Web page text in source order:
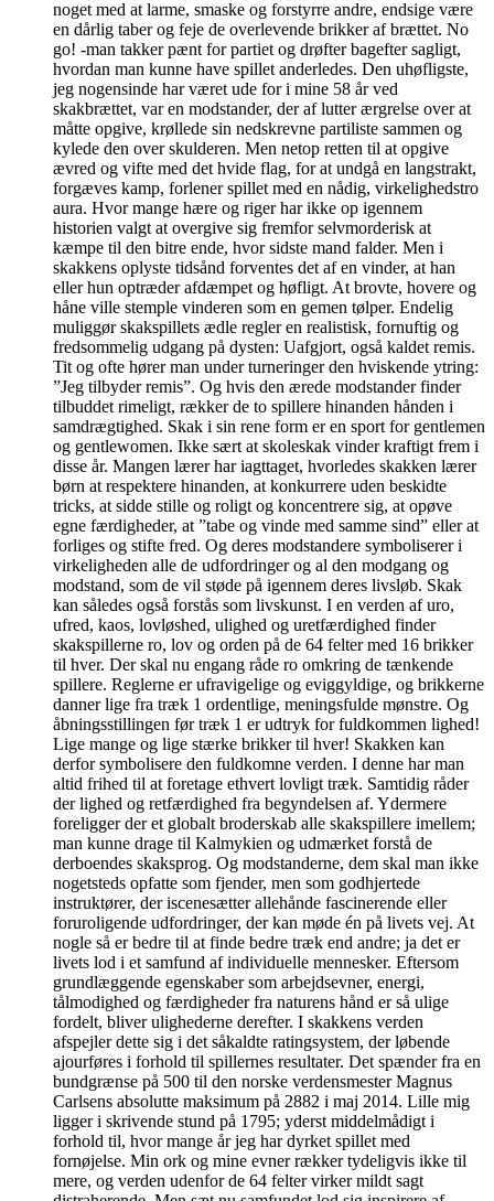
noget med at larme, smaske og forstyrre andre, endsige være
en dårlig taber og feje de overlevende brikker af brættet. No
go! -man takker pænt for partiet og drøfter bagefter sagligt,
hvordan man kunne have spillet anderledes. Den uhøfligste,
jeg nogensinde har været ude for i mine 58 år ved
skakbrættet, var en modstander, der af lutter ærgrelse over at
måtte opgive, krøllede sin nedskrevne partiliste sammen og
kylede den over skulderen. Men netop retten til at opgive
ævred og vifte med det hvide flag, for at undgå en langstrakt,
forgæves kamp, forlener spillet med en nådig, virkelighedstro
aura. Hvor mange hære og riger har ikke op igennem
historien valgt at overgive sig fremfor selvmorderisk at
kæmpe til den bitre ende, hvor sidste mand falder. Men i
skakkens oplyste tidsånd forventes det af en vinder, at han
eller hun optræder afdæmpet og høfligt. At brovte, hovere og
håne ville stemple vinderen som en gemen tølper. Endelig
muliggør skakspillets ædle regler en realistisk, fornuftig og
fredsommelig udgang på dysten: Uafgjort, også kaldet remis.
Tit og ofte hører man under turneringer den hviskende ytring:
”Jeg tilbyder remis”. Og hvis den ærede modstander finder
tilbuddet rimeligt, rækker de to spillere hinanden hånden i
samdrægtighed. Skak i sin rene form er en sport for gentlemen
og gentlewomen. Ikke sært at skoleskak vinder kraftigt frem i
disse år. Mangen lærer har iagttaget, hvorledes skakken lærer
børn at respektere hinanden, at konkurrere uden beskidte
tricks, at sidde stille og roligt og koncentrere sig, at opøve
egne færdigheder, at ”tabe og vinde med samme sind” eller at
forliges og stifte fred. Og deres modstandere symboliserer i
virkeligheden alle de udfordringer og al den modgang og
modstand, som de vil støde på igennem deres livsløb. Skak
kan således også forstås som livskunst. I en verden af uro,
ufred, kaos, lovløshed, ulighed og uretfærdighed finder
skakspillerne ro, lov og orden på de 64 felter med 16 brikker
til hver. Der skal nu engang råde ro omkring de tænkende
spillere. Reglerne er ufravigelige og eviggyldige, og brikkerne
danner lige fra træk 1 ordentlige, meningsfulde mønstre. Og
åbningsstillingen før træk 1 er udtryk for fuldkommen lighed!
Lige mange og lige stærke brikker til hver! Skakken kan
derfor symbolisere den fuldkomne verden. I denne har man
altid frihed til at foretage ethvert lovligt træk. Samtidig råder
der lighed og retfærdighed fra begyndelsen af. Ydermere
foreligger der et globalt broderskab alle skakspillere imellem;
man kunne drage til Kalmykien og udmærket forstå de
derboendes skaksprog. Og modstanderne, dem skal man ikke
nogetsteds opfatte som fjender, men som godhjertede
instruktører, der iscenesætter allehånde fascinerende eller
foruroligende udfordringer, der kan møde én på livets vej. At
nogle så er bedre til at finde bedre træk end andre; ja det er
livets lod i et samfund af individuelle mennesker. Eftersom
grundlæggende egenskaber som arbejdsevner, energi,
tålmodighed og færdigheder fra naturens hånd er så ulige
fordelt, bliver ulighederne derefter. I skakkens verden
afspejler dette sig i det såkaldte ratingsystem, der løbende
ajourføres i forhold til spillernes resultater. Det spænder fra en
bundgrænse på 500 til den norske verdensmester Magnus
Carlsens absolutte maksimum på 2882 i maj 2014. Lille mig
ligger i skrivende stund på 1795; yderst middelmådigt i
forhold til, hvor mange år jeg har dyrket spillet med
fornøjelse. Min ork og mine evner rækker tydeligvis ikke til
mere, og verden udenfor de 64 felter virker mildt sagt